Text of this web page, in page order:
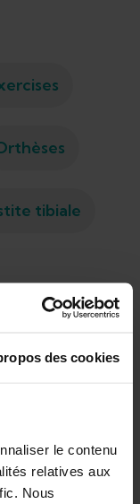
des cookies
le contenu
relatives aux
Nous
tibiale
à
Oct 8, 2021